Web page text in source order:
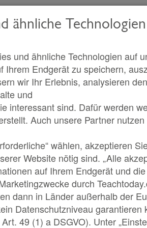
ähnliche Technologien
und ähnliche Technologien auf
Ihrem Endgerät zu speichern,
wir Ihr Erlebnis, analysieren
und
interessant sind. Dafür werden
Auch unsere Partner
wählen, akzeptieren
Website nötig sind. „Alle
auf Ihrem Endgerät und
durch
dann in Länder außerhalb der
Datenschutzniveau garantieren
49 (1) a DSGVO). Unter